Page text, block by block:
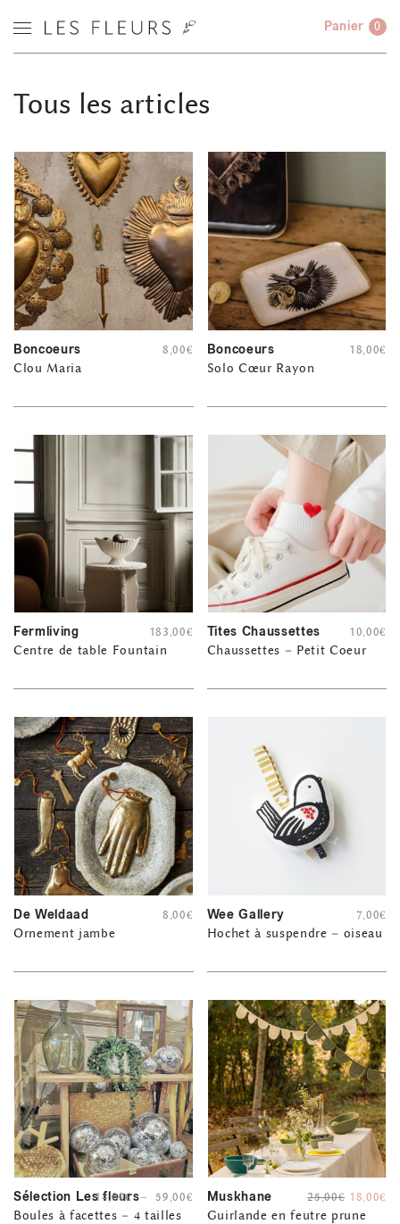
Panier 0
Tous les articles
Boncoeurs
Clou Maria
8,00€ Boncoeurs
Solo Cœur Rayon
18,00€
Fermliving
Centre de table Fountain
183,00€ Tites Chaussettes
Chaussettes – Petit Coeur
10,00€
De Weldaad
Ornement jambe
8,00€ Wee Gallery
Hochet à suspendre – oiseau
7,00€
Sélection Les fleurs
Boules à facettes – 4 tailles
14,00€ – 59,00€ Muskhane
Guirlande en feutre prune
25,00€ 18,00€